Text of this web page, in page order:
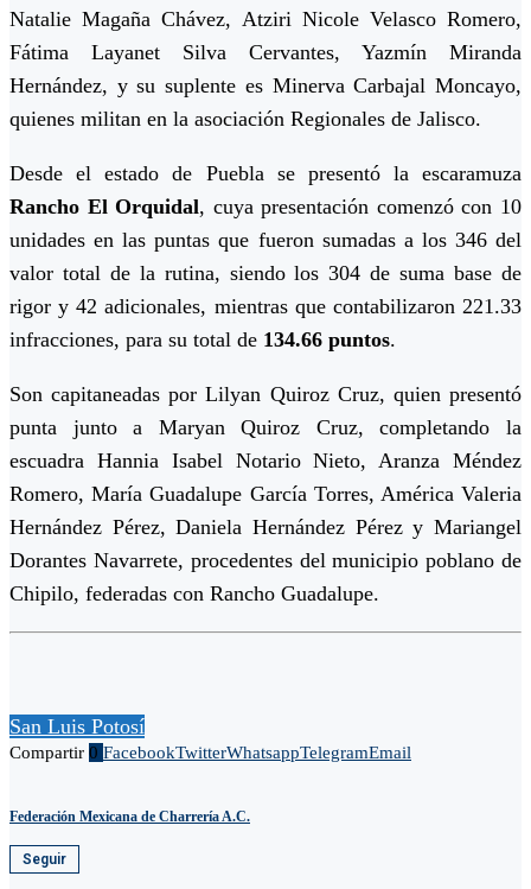
Natalie Magaña Chávez, Atziri Nicole Velasco Romero,
Fátima Layanet Silva Cervantes, Yazmín Miranda
Hernández, y su suplente es Minerva Carbajal Moncayo,
quienes militan en la asociación Regionales de Jalisco.
Desde el estado de Puebla se presentó la escaramuza
Rancho El Orquidal, cuya presentación comenzó con 10
unidades en las puntas que fueron sumadas a los 346 del
valor total de la rutina, siendo los 304 de suma base de
rigor y 42 adicionales, mientras que contabilizaron 221.33
infracciones, para su total de 134.66 puntos.
Son capitaneadas por Lilyan Quiroz Cruz, quien presentó
punta junto a Maryan Quiroz Cruz, completando la
escuadra Hannia Isabel Notario Nieto, Aranza Méndez
Romero, María Guadalupe García Torres, América Valeria
Hernández Pérez, Daniela Hernández Pérez y Mariangel
Dorantes Navarrete, procedentes del municipio poblano de
Chipilo, federadas con Rancho Guadalupe.
San Luis Potosí
Compartir 0 FacebookTwitterWhatsappTelegramEmail
Federación Mexicana de Charrería A.C.
Seguir